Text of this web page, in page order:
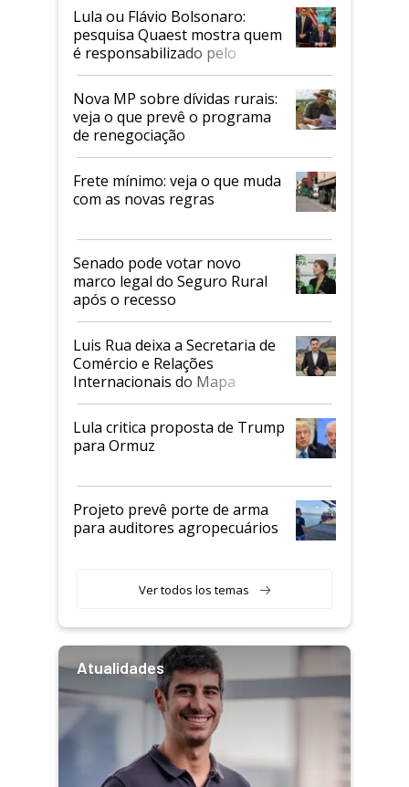
Lula ou Flávio Bolsonaro:
pesquisa Quaest mostra quem
é responsabilizado pelo
tarifaço dos EUA
Nova MP sobre dívidas rurais:
veja o que prevê o programa
de renegociação
Frete mínimo: veja o que muda
com as novas regras
Senado pode votar novo
marco legal do Seguro Rural
após o recesso
Luis Rua deixa a Secretaria de
Comércio e Relações
Internacionais do Mapa
Lula critica proposta de Trump
para Ormuz
Projeto prevê porte de arma
para auditores agropecuários
Ver todos los temas
Atualidades